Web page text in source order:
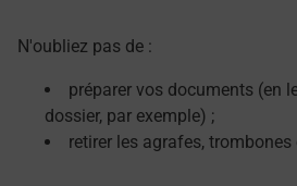
N'oubliez pas de :
préparer vos documents (en
dossier, par exemple) ;
retirer les agrafes,